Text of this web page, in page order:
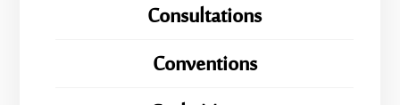
Consultations
Conventions